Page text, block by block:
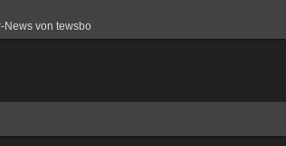
News von tewsbo